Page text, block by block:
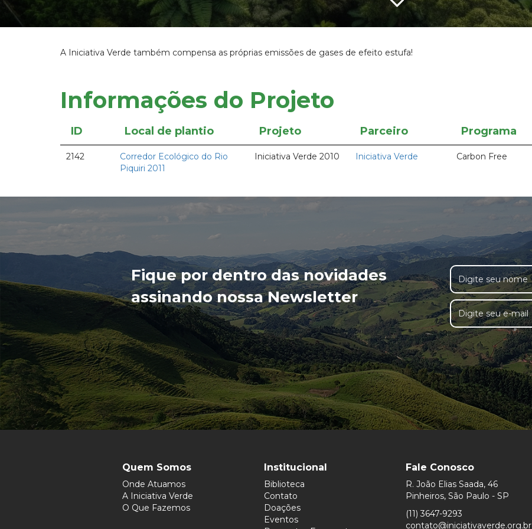
A Iniciativa Verde também compensa as próprias emissões de gases de efeito estufa!
Informações do Projeto
ID Local de plantio Projeto Parceiro Programa
2142
Corredor Ecológico do Rio
Piquiri 2011
Iniciativa Verde 2010 Iniciativa Verde Carbon Free
Fique por dentro das novidades
assinando nossa Newsletter
Quem Somos
Onde Atuamos
A Iniciativa Verde
O Que Fazemos
Institucional
Biblioteca
Contato
Doações
Eventos
Fale Conosco
R. João Elias Saada, 46
Pinheiros, São Paulo - SP
(11) 3647-9293
contato@iniciativaverde.org.br